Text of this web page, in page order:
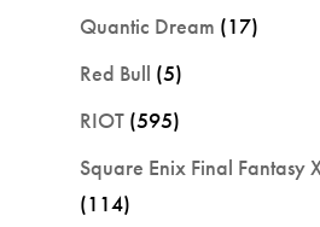
Quantic Dream (17)
Red Bull (5)
RIOT (595)
Square Enix Final Fantasy
(114)